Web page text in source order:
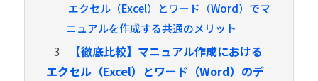
エクセル（Excel）とワード（Word）でマ
ニュアルを作成する共通のメリット
3
【徹底比較】マニュアル作成における
エクセル（Excel）とワード（Word）のデ